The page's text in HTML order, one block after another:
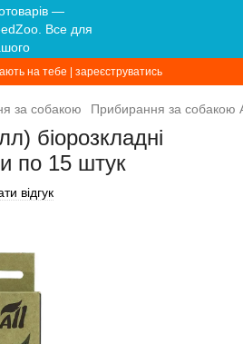
на тебе | зареєструватись
за собакою Прибирання за собакою
біорозкладні
по 15 штук
відгук